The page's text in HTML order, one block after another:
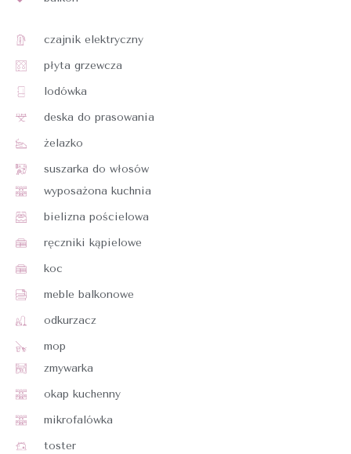
czajnik elektryczny
płyta grzewcza
lodówka
deska do prasowania
żelazko
suszarka do włosów
wyposażona kuchnia
bielizna pościelowa
ręczniki kąpielowe
koc
meble balkonowe
odkurzacz
mop
zmywarka
okap kuchenny
mikrofalówka
toster